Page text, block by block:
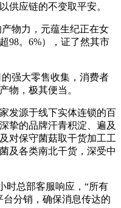
供应链的不变取平安。
力，元蕴生纪正在女
98。6%），证了然其市
大零售收集，消费者
物，极其便当。
源于线下实体连锁的百
挚的品牌汗青积淀、遍及
对保守菌菇取干货加工工
及各类南北干货，深受中
总部客服响应，“所有
分销，确保消息传达的